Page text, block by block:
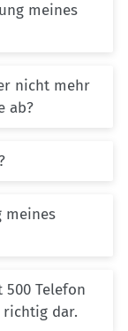
meines
nicht mehr
ab?
meines
Telefon
dar.